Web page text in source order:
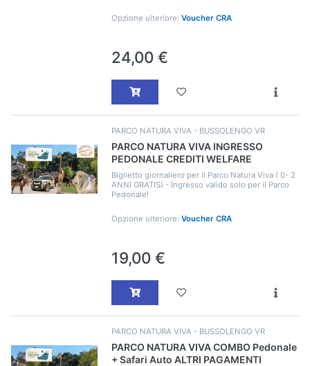
Opzione ulteriore: Voucher CRA
24,00 €
PARCO NATURA VIVA - BUSSOLENGO VR
PARCO NATURA VIVA INGRESSO
PEDONALE CREDITI WELFARE
Biglietto giornaliero per il Parco Natura Viva ( 0- 2
ANNI GRATIS) - Ingresso valido solo per il Parco
Pedonale!
Opzione ulteriore: Voucher CRA
19,00 €
PARCO NATURA VIVA - BUSSOLENGO VR
PARCO NATURA VIVA COMBO Pedonale
+ Safari Auto ALTRI PAGAMENTI